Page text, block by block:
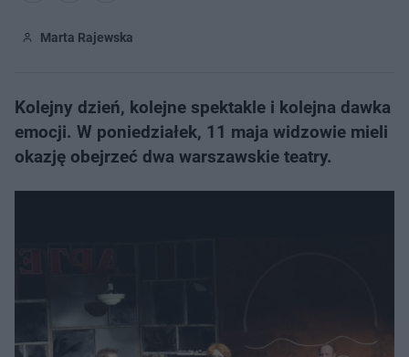
Marta Rajewska
Kolejny dzień, kolejne spektakle i kolejna dawka
emocji. W poniedziałek, 11 maja widzowie mieli
okazję obejrzeć dwa warszawskie teatry.